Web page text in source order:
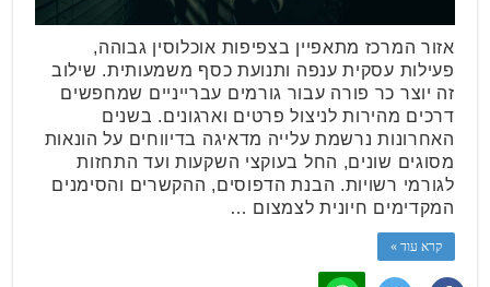
אזור המרכז מתאפיין בצפיפות אוכלוסין גבוהה,
פעילות עסקית ענפה ותנועת כסף משמעותית. שילוב
זה יוצר כר פורה עבור גורמים עברייניים שמחפשים
דרכים מהירות לניצול פרטים וארגונים. בשנים
האחרונות נרשמת עלייה מדאיגה בדיווחים על הונאות
מסוגים שונים, החל בעוקצי השקעות ועד התחזות
לגורמי רשויות. הבנת הדפוסים, ההקשרים והסימנים
המקדימים חיונית לצמצום …
קרא עוד »